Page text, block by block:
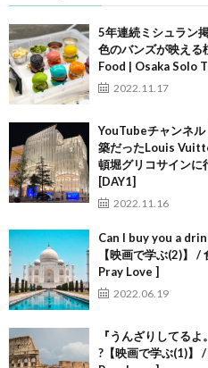
5年連続ミシュラン
色のバンズが映え
Food | Osaka Solo
2022.11.17
YouTubeチャンネ
築だったLouis
頓堀グリコサイン
[DAY1]
2022.11.16
Can I buy you a
【映画で学ぶ(2)】
Pray Love ]
2022.06.19
『うんざりしてる
?【映画で学ぶ(1)】